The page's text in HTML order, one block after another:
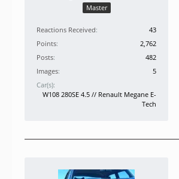
Master
Reactions Received
43
Points
2,762
Posts
482
Images
5
Car(s)
W108 280SE 4.5 // Renault Megane E-
Tech